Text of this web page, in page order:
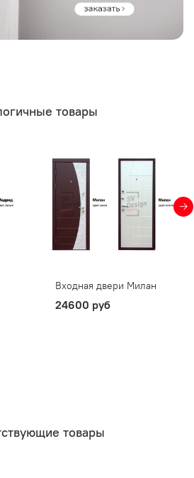
товары
Входная двери Милан
24600 руб
товары